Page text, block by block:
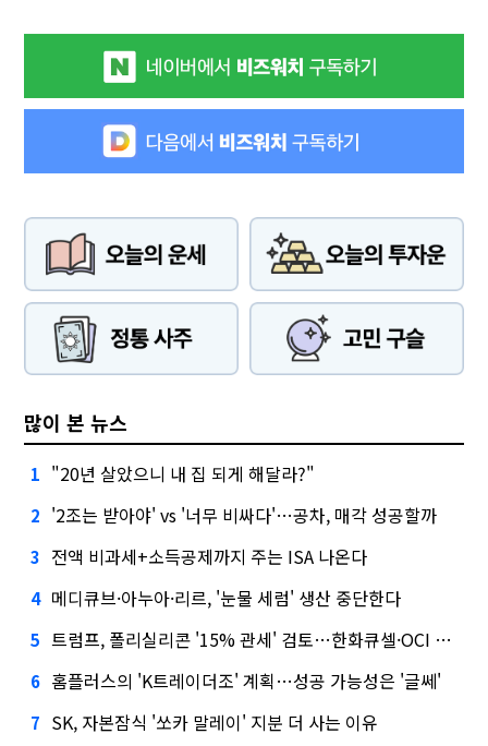
많이 본 뉴스
1 "20년 살았으니 내 집 되게 해달라?"
2 '2조는 받아야' vs '너무 비싸다'…공차, 매각 성공할까
3 전액 비과세+소득공제까지 주는 ISA 나온다
4 메디큐브·아누아·리르, '눈물 세럼' 생산 중단한다
5 트럼프, 폴리실리콘 '15% 관세' 검토…한화큐셀·OCI 영향은?
6 홈플러스의 'K트레이더조' 계획…성공 가능성은 '글쎄'
7 SK, 자본잠식 '쏘카 말레이' 지분 더 사는 이유